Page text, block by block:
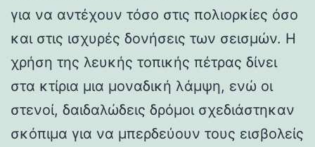
για να αντέχουν τόσο στις πολιορκίες όσο
και στις ισχυρές δονήσεις των σεισμών. Η
χρήση της λευκής τοπικής πέτρας δίνει
στα κτίρια μια μοναδική λάμψη, ενώ οι
στενοί, δαιδαλώδεις δρόμοι σχεδιάστηκαν
σκόπιμα για να μπερδεύουν τους εισβολείς